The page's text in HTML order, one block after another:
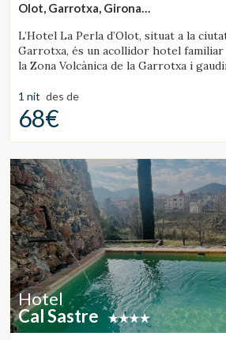
Olot, Garrotxa, Girona
L’Hotel La Perla d’Olot, situat a la
Garrotxa, és un acollidor hotel
la Zona Volcànica de la Garrotxa i
1 nit des de
68€
Hotel
Cal Sastre